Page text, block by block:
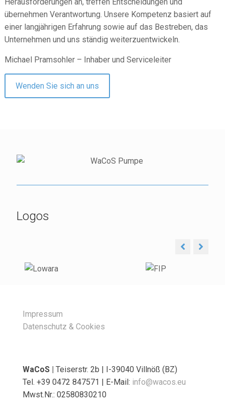
übernehmen Verantwortung. Unsere Kompetenz basiert auf
einer langjährigen Erfahrung sowie auf das Bestreben, das
Unternehmen und uns ständig weiterzuentwickeln.
Michael Pramsohler – Inhaber und Serviceleiter
Wenden Sie sich an uns
Logos
Impressum
Datenschutz & Cookies
WaCoS | Teiserstr. 2b | I-39040 Villnöß (BZ)
Tel. +39 0472 847571 | E-Mail: info@wacos.eu
Mwst.Nr.: 02580830210